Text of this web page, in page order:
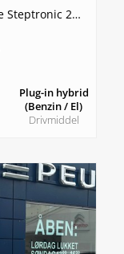
30e 2,0 Plugin-hybrid M-Sport XDrive Steptronic 292HK 5d 8g Aut.
Plug-in hybrid
(Benzin / El)
Drivmiddel